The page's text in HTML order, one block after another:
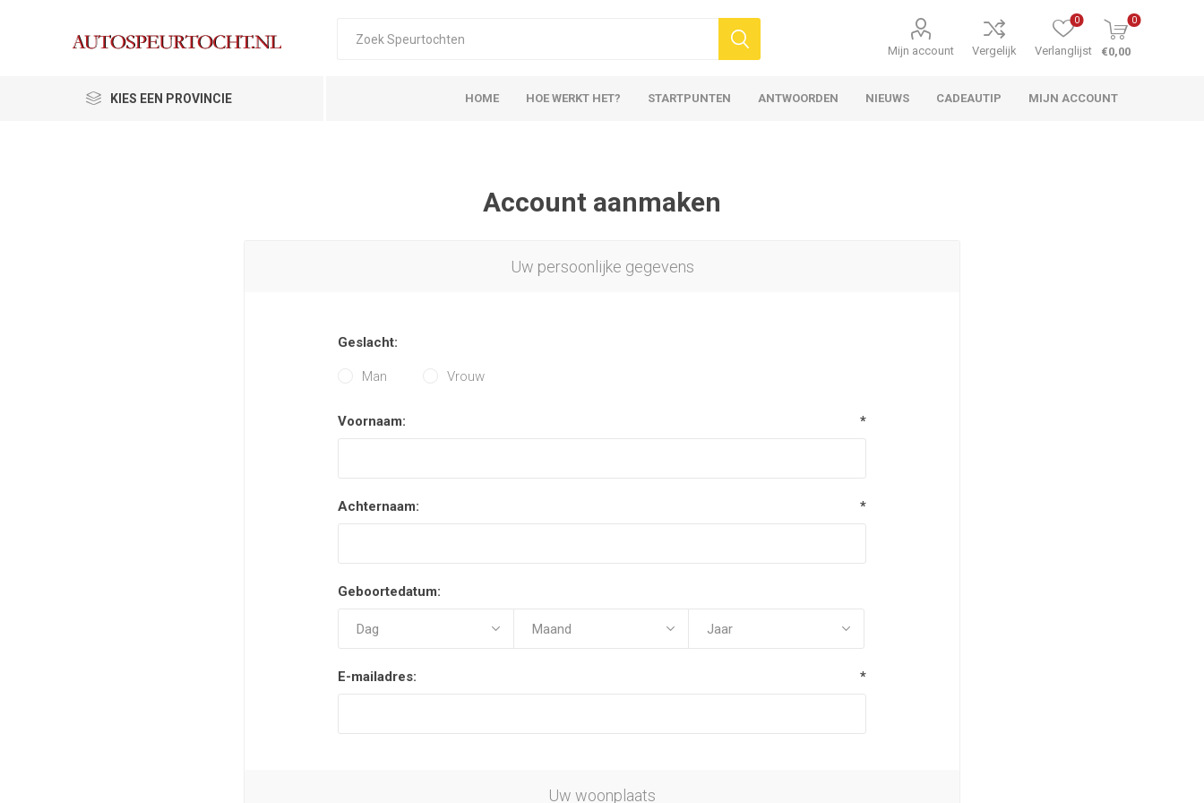
Mijn account Vergelijk Verlanglijst
0 0
€0,00
KIES EEN PROVINCIE HOME HOE WERKT HET? STARTPUNTEN ANTWOORDEN NIEUWS CADEAUTIP MIJN ACCOUNT
Account aanmaken
Uw persoonlijke gegevens
Geslacht:
Man Vrouw
Voornaam: *
Achternaam: *
Geboortedatum:
E-mailadres: *
Uw woonplaats